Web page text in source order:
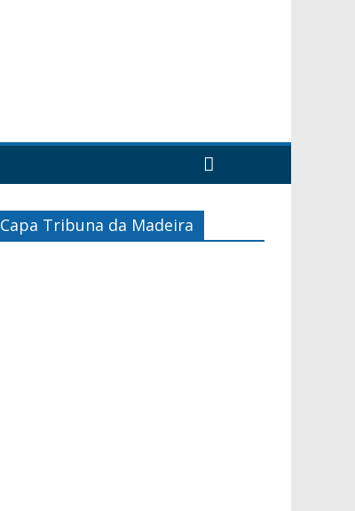
Capa Tribuna da Madeira